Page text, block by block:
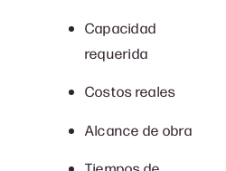
Capacidad
requerida
Costos reales
Alcance de obra